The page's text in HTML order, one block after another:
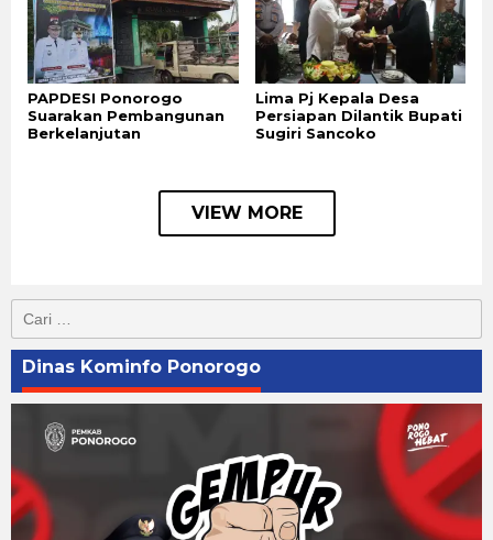
PAPDESI Ponorogo
Suarakan Pembangunan
Berkelanjutan
Lima Pj Kepala Desa
Persiapan Dilantik Bupati
Sugiri Sancoko
VIEW MORE
untuk:
Dinas Kominfo Ponorogo